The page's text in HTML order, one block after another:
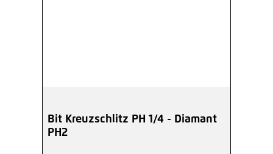
Bit Kreuzschlitz PH 1/4 - Diamant
PH2